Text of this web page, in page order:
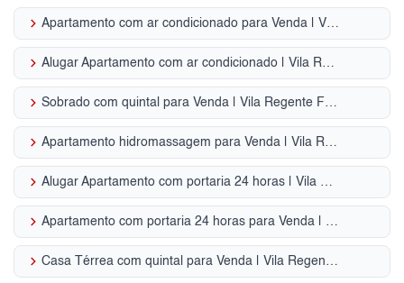
keyboard_arrow_right Apartamento com ar condicionado para Venda | Vila Regente Feijó
keyboard_arrow_right Alugar Apartamento com ar condicionado | Vila Regente Feijó
keyboard_arrow_right Sobrado com quintal para Venda | Vila Regente Feijó
keyboard_arrow_right Apartamento hidromassagem para Venda | Vila Regente Feijó
keyboard_arrow_right Alugar Apartamento com portaria 24 horas | Vila Regente Feijó
keyboard_arrow_right Apartamento com portaria 24 horas para Venda | Vila Regente Feijó
keyboard_arrow_right Casa Térrea com quintal para Venda | Vila Regente Feijó